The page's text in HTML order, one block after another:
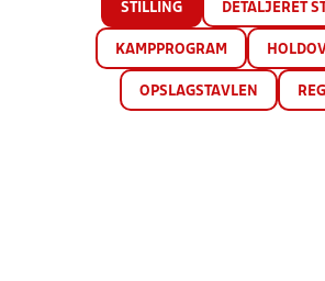
STILLING DETALJERET
KAMPPROGRAM
OPSLAGSTAVLEN